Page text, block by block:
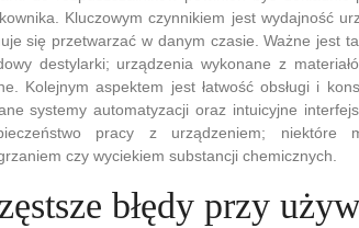
Kluczowym czynnikiem jest wydajność
się przetwarzać w danym czasie. Ważne jest
destylarki; urządzenia wykonane z
Kolejnym aspektem jest łatwość obsługi i
systemy automatyzacji oraz intuicyjne
pracy z urządzeniem; niektóre
czy wyciekiem substancji chemicznych.
błędy przy